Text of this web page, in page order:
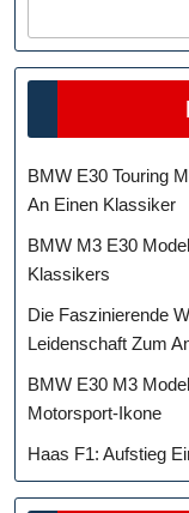
BMW E30 Touring
An Einen Klassiker
BMW M3 E30
Klassikers
Die Faszinierende
Leidenschaft Zum
BMW E30 M3
Motorsport-Ikone
Haas F1: Aufstieg